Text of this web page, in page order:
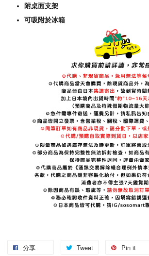
附桌面支架
可吸附於冰箱
分享 Tweet Pin it